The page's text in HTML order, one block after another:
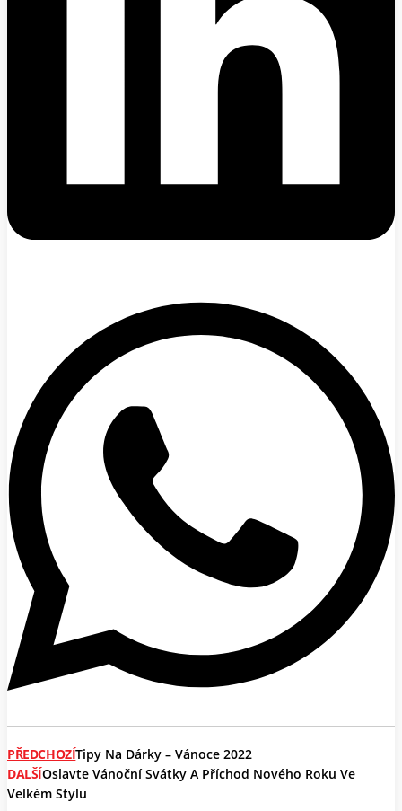
PŘEDCHOZÍTipy Na Dárky – Vánoce 2022
DALŠÍOslavte Vánoční Svátky A Příchod Nového Roku Ve
Velkém Stylu